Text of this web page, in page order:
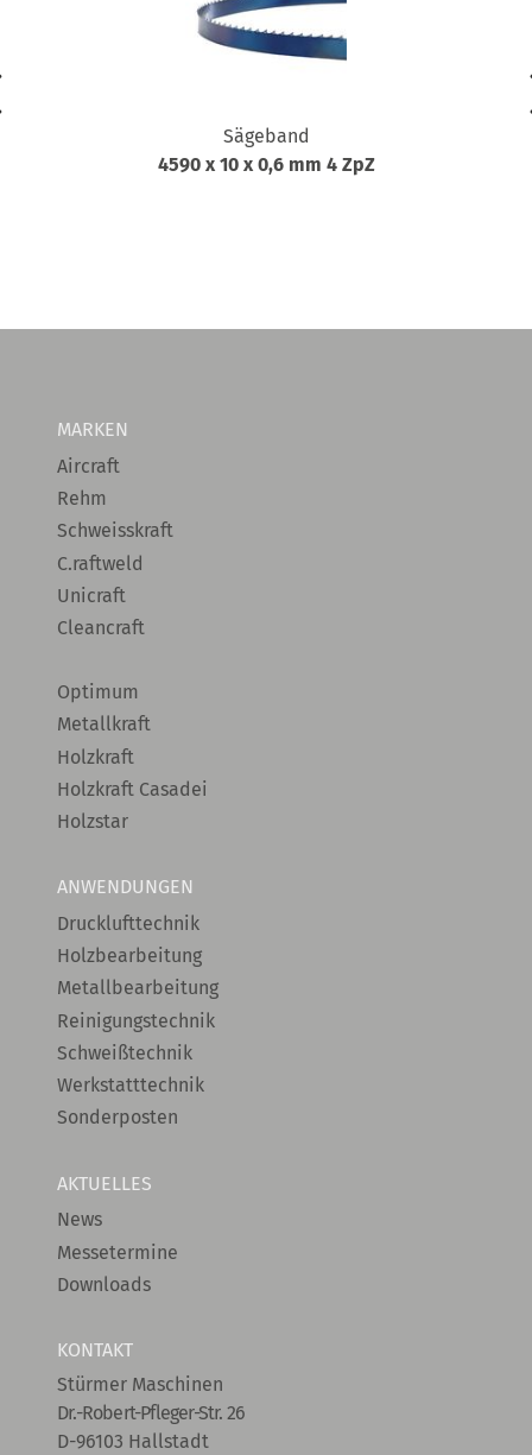
Sägeband
4590 x 10 x 0,6 mm 4 ZpZ
MARKEN
Aircraft
Rehm
Schweisskraft
C.raftweld
Unicraft
Cleancraft
Optimum
Metallkraft
Holzkraft
Holzkraft Casadei
Holzstar
ANWENDUNGEN
Drucklufttechnik
Holzbearbeitung
Metallbearbeitung
Reinigungstechnik
Schweißtechnik
Werkstatttechnik
Sonderposten
AKTUELLES
News
Messetermine
Downloads
KONTAKT
Stürmer Maschinen
Dr.-Robert-Pfleger-Str. 26
D-96103 Hallstadt